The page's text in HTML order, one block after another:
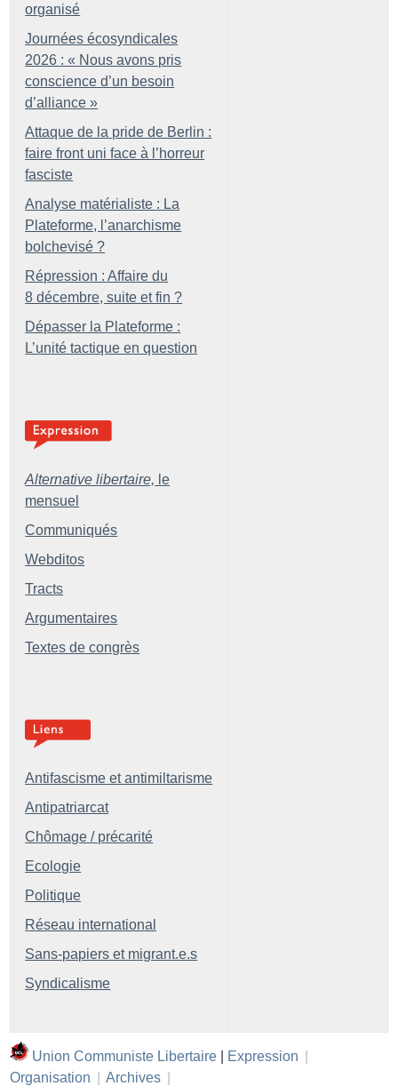
organisé
Journées écosyndicales
2026 : « Nous avons pris
conscience d’un besoin
d’alliance »
Attaque de la pride de Berlin :
faire front uni face à l’horreur
fasciste
Analyse matérialiste : La
Plateforme, l’anarchisme
bolchevisé ?
Répression : Affaire du
8 décembre, suite et fin ?
Dépasser la Plateforme :
L’unité tactique en question
Alternative libertaire, le
mensuel
Communiqués
Webditos
Tracts
Argumentaires
Textes de congrès
Antifascisme et antimiltarisme
Antipatriarcat
Chômage / précarité
Ecologie
Politique
Réseau international
Sans-papiers et migrant.e.s
Syndicalisme
Union Communiste Libertaire Expression
Organisation
Archives